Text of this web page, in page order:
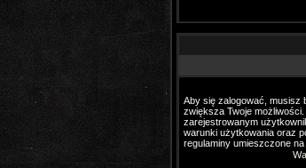
Aby się zalogować, musisz
zwiększa Twoje
zarejestrowanym
warunki użytkowania oraz
regulaminy umieszczone na